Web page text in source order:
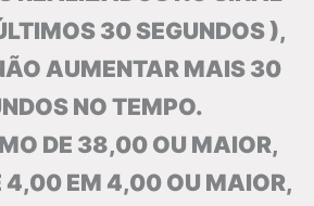
30 SEGUNDOS ),
AUMENTAR MAIS 30
NO TEMPO.
DE 38,00 OU MAIOR,
4,00 EM 4,00 OU MAIOR,